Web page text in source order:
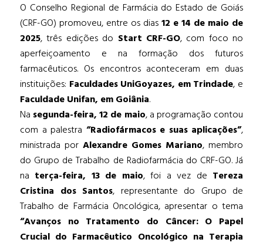
O Conselho Regional de Farmácia do Estado de Goiás
(CRF-GO) promoveu, entre os dias12 e 14 de maio de
2025, três edições do Start CRF-GO, com foco no
aperfeiçoamento e na formação dos futuros
farmacêuticos. Os encontros aconteceram em duas
instituições: Faculdades UniGoyazes, em Trindade, e
Faculdade Unifan, em Goiânia.
Na segunda-feira, 12 de maio, a programação contou
com a palestra “Radiofármacos e suas aplicações”,
ministrada por Alexandre Gomes Mariano, membro
do Grupo de Trabalho de Radiofarmácia do CRF-GO. Já
na terça-feira, 13 de maio, foi a vez de Tereza
Cristina dos Santos, representante do Grupo de
Trabalho de Farmácia Oncológica, apresentar o tema
“Avanços no Tratamento do Câncer: O Papel
Crucial do Farmacêutico Oncológico na Terapia